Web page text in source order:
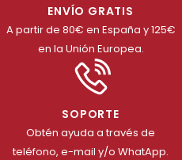
ENVÍO GRATIS
A partir de 80€ en España y 125€
en la Unión Europea.
SOPORTE
Obtén ayuda a través de
teléfono, e-mail y/o WhatApp.